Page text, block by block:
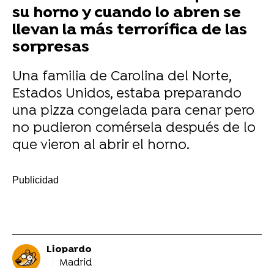
su horno y cuando lo abren se
llevan la más terrorífica de las
sorpresas
Una familia de Carolina del Norte,
Estados Unidos, estaba preparando
una pizza congelada para cenar pero
no pudieron comérsela después de lo
que vieron al abrir el horno.
Liopardo
Madrid